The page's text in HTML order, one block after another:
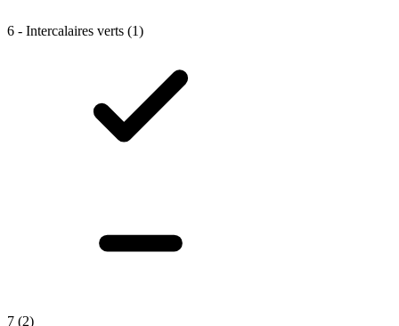
6 - Intercalaires verts (1)
7 (2)